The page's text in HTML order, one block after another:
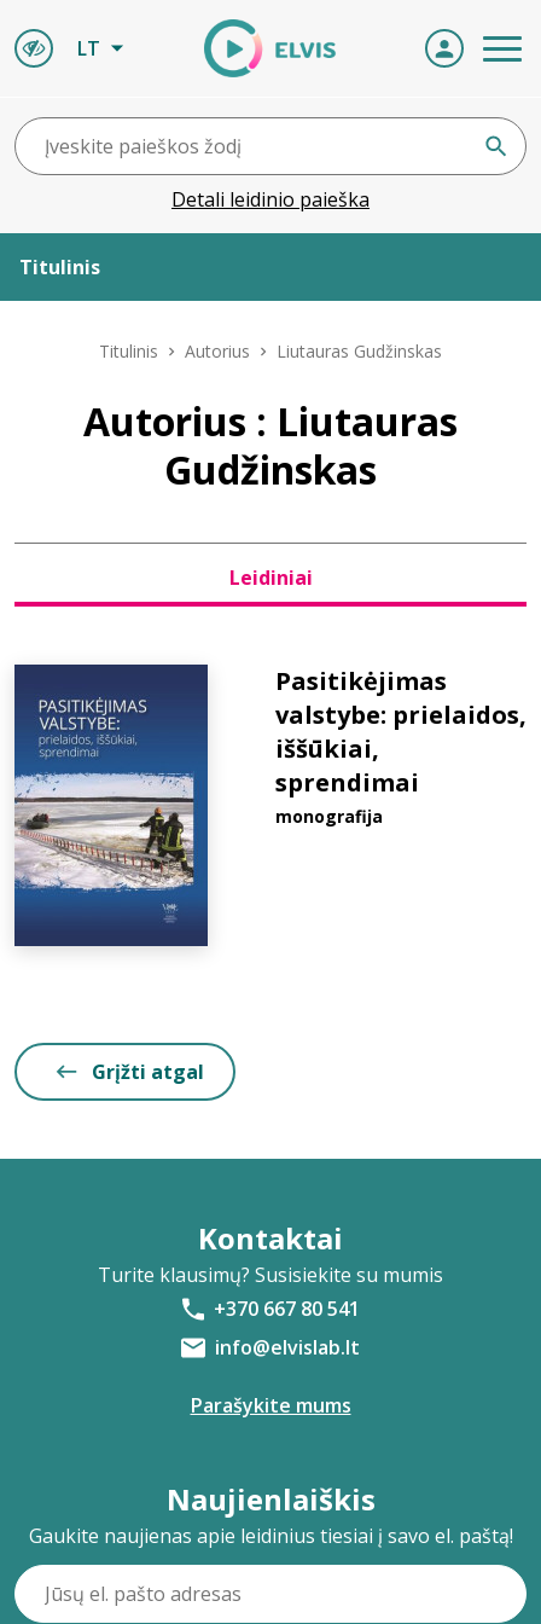
LT
Detali leidinio paieška
Titulinis
Leidiniai
Naujienos
Bibliotekoms
D.U.K.
+370 667 80 541
info@elvislab.lt
Titulinis Autorius Liutauras Gudžinskas
Autorius : Liutauras
Gudžinskas
Leidiniai
Pasitikėjimas
valstybe: prielaidos,
iššūkiai,
sprendimai
monografija
Grįžti atgal
Kontaktai
Turite klausimų? Susisiekite su mumis
+370 667 80 541
info@elvislab.lt
Parašykite mums
Naujienlaiškis
Gaukite naujienas apie leidinius tiesiai į savo el. paštą!